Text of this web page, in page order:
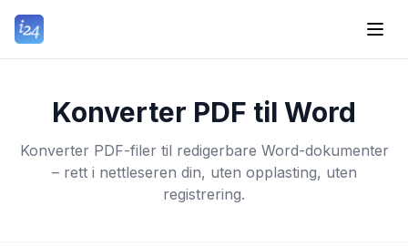
Konverter PDF til Word
Konverter PDF-filer til redigerbare Word-dokumenter
– rett i nettleseren din, uten opplasting, uten
registrering.